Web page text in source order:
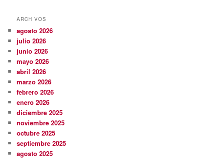
ARCHIVOS
agosto 2026
julio 2026
junio 2026
mayo 2026
abril 2026
marzo 2026
febrero 2026
enero 2026
diciembre 2025
noviembre 2025
octubre 2025
septiembre 2025
agosto 2025